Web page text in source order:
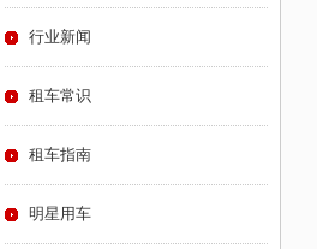
行业新闻
租车常识
租车指南
明星用车